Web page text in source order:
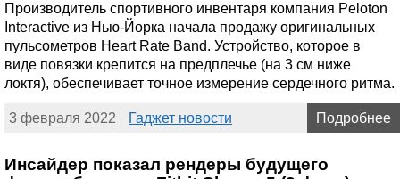
Производитель спортивного инвентаря компания Peloton
Interactive из Нью-Йорка начала продажу оригинальных
пульсометров Heart Rate Band. Устройство, которое в
виде повязки крепится на предплечье (на 3 см ниже
локтя), обеспечивает точное измерение сердечного ритма.
3 февраля 2022 Гаджет новости Подробнее
Инсайдер показал рендеры будущего